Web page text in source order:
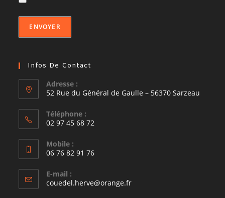
Infos De Contact
Adresse :
52 Rue du Général de Gaulle – 56370 Sarzeau
Téléphone :
02 97 45 68 72
Mobile :
06 76 82 91 76
E-mail :
couedel.herve@orange.fr